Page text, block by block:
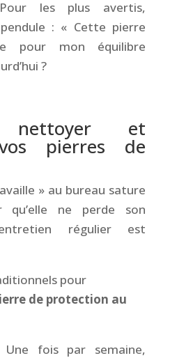
les plus avertis,
: « Cette pierre
pour mon équilibre
?
nettoyer et
pierres de
» au bureau sature
ne perde son
régulier est
pour
de protection au
fois par semaine,